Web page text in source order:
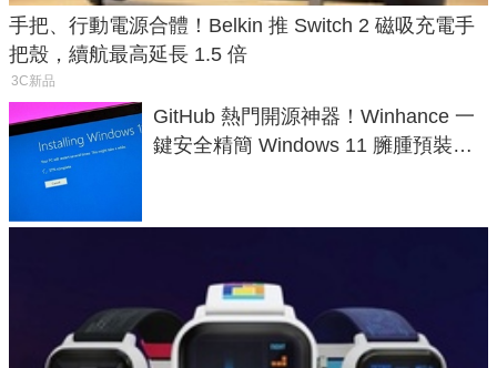
手把、行動電源合體！Belkin 推 Switch 2 磁吸充電手
把殼，續航最高延長 1.5 倍
3C新品
GitHub 熱門開源神器！Winhance 一
鍵安全精簡 Windows 11 臃腫預裝軟